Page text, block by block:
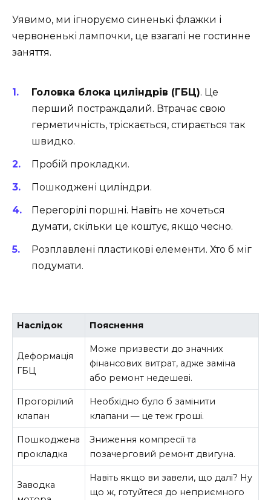
Уявимо, ми ігноруємо синенькі флажки і
червоненькі лампочки, це взагалі не гостинне
заняття.
Головка блока циліндрів (ГБЦ). Це
перший постраждалий. Втрачає свою
герметичність, тріскається, стирається так
швидко.
Пробій прокладки.
Пошкоджені циліндри.
Перегорілі поршні. Навіть не хочеться
думати, скільки це коштує, якщо чесно.
Розплавлені пластикові елементи. Хто б міг
подумати.
Наслідок Пояснення
Деформація
ГБЦ
Може призвести до значних
фінансових витрат, адже заміна
або ремонт недешеві.
Прогорілий
клапан
Необхідно було б замінити
клапани — це теж гроші.
Пошкоджена
прокладка
Зниження компресії та
позачерговий ремонт двигуна.
Заводка
Навіть якщо ви завели, що далі? Ну
що ж, готуйтеся до неприємного